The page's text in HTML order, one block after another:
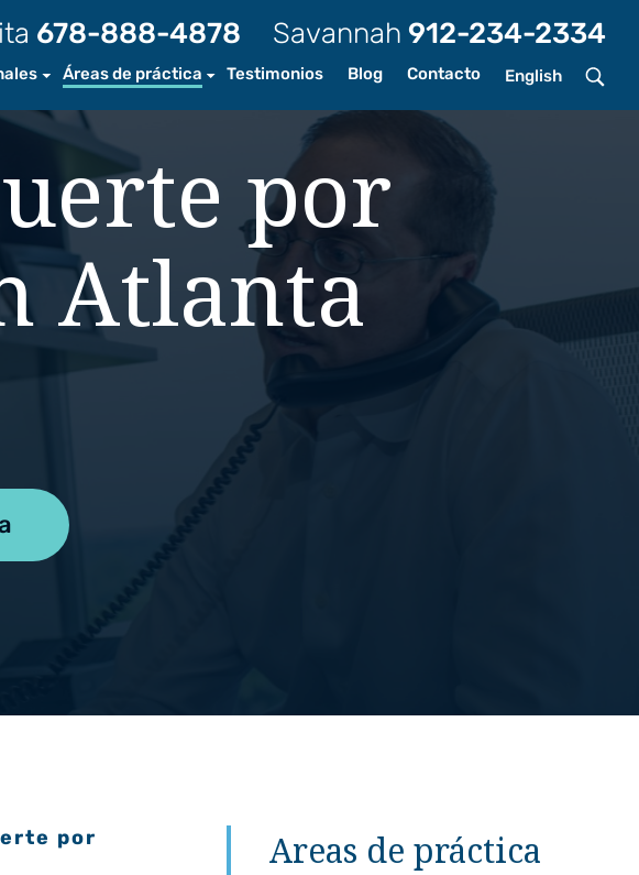
678-888-4878 Savannah 912-234-2334
Áreas de práctica
Accidentes de auto
Accidentes de bicicleta
Accidentes de motocicleta
Accidentes de camiones
Mordeduras de perro
Accidentes peatonales
Testimonios Blog Contacto English
por
Atlanta
por
Areas de práctica